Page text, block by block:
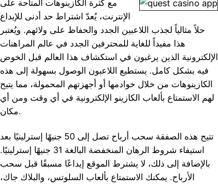
مع كثرة الكازينوهات المتاحة على
الإنترنت، يُعدّ اشتراط حد أدنى للإيداع
حلاً مثالياً لجذب اللاعبين الجدد والحفاظ على ولائهم. ويُعتبر
هذا مفيداً للغاية للمحترفين الجدد في عالم المراهنات
الإلكترونية الذين يرغبون في استكشاف هذا العالم قبل الخوض
فيه بشكل كامل. يستطيع اللاعبون الوصول بسهولة إلى هذه
الكازينوهات من خلال خوادمها أو أجهزتهم المحمولة، مما يتيح
لهم الاستمتاع بألعاب الكازينو الإلكترونية في أي وقت ومن أي
مكان.
تتيح هذه الصفقة سحب أرباح تصل إلى 50 جنيهًا إسترلينيًا بعد
استيفاء شروط الرهان المنخفضة البالغة 31 جنيهًا إسترلينيًا.
بالإضافة إلى ذلك، لا يشترط الموقع إيداعًا مسبقًا قبل سحب
الأرباح. يمكنك الاستمتاع بألعاب السلوتس، والبلاك جاك،